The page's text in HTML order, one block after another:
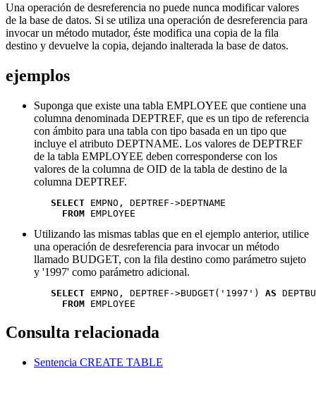
Una operación de desreferencia no puede nunca modificar valores
de la base de datos. Si se utiliza una operación de desreferencia para
invocar un método mutador, éste modifica una copia de la fila
destino y devuelve la copia, dejando inalterada la base de datos.
ejemplos
Suponga que existe una tabla EMPLOYEE que contiene una
columna denominada DEPTREF, que es un tipo de referencia
con ámbito para una tabla con tipo basada en un tipo que
incluye el atributo DEPTNAME. Los valores de DEPTREF
de la tabla EMPLOYEE deben corresponderse con los
valores de la columna de OID de la tabla de destino de la
columna DEPTREF.
SELECT EMPNO, DEPTREF->DEPTNAME
FROM EMPLOYEE
Utilizando las mismas tablas que en el ejemplo anterior, utilice
una operación de desreferencia para invocar un método
llamado BUDGET, con la fila destino como parámetro sujeto
y '1997' como parámetro adicional.
SELECT EMPNO, DEPTREF->BUDGET('1997') AS
FROM EMPLOYEE
Consulta relacionada
Sentencia CREATE TABLE